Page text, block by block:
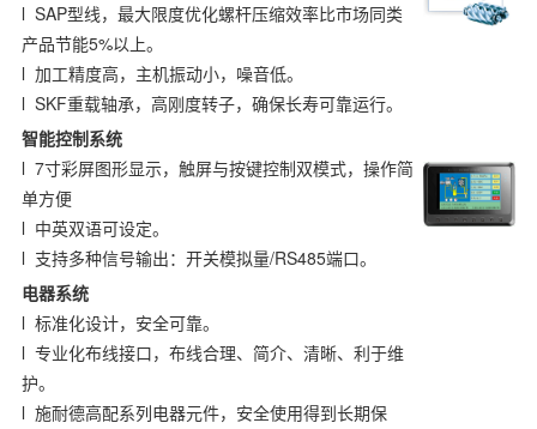
l SAP型线，最大限度优化螺杆压缩效率比市场同类
产品节能5%以上。
l 加工精度高，主机振动小，噪音低。
l SKF重载轴承，高刚度转子，确保长寿可靠运行。
智能控制系统
l 7寸彩屏图形显示，触屏与按键控制双模式，操作简
单方便
l 中英双语可设定。
l 支持多种信号输出：开关模拟量/RS485端口。
电器系统
l 标准化设计，安全可靠。
l 专业化布线接口，布线合理、简介、清晰、利于维
护。
l 施耐德高配系列电器元件，安全使用得到长期保